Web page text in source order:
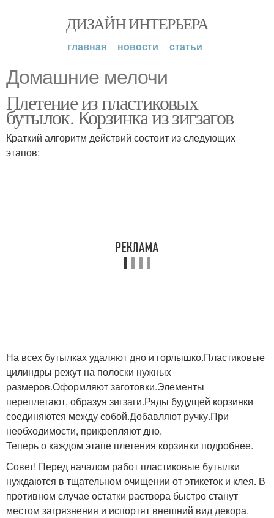
ДИЗАЙН ИНТЕРЬЕРА
главная новости статьи
Домашние мелочи
Плетение из пластиковых
бутылок. Корзинка из зигзагов
Краткий алгоритм действий состоит из следующих
этапов:
На всех бутылках удаляют дно и горлышко.Пластиковые
цилиндры режут на полоски нужных
размеров.Оформляют заготовки.Элементы
переплетают, образуя зигзаги.Ряды будущей корзинки
соединяются между собой.Добавляют ручку.При
необходимости, прикрепляют дно.
Теперь о каждом этапе плетения корзинки подробнее.
Совет! Перед началом работ пластиковые бутылки
нуждаются в тщательном очищении от этикеток и клея. В
противном случае остатки раствора быстро станут
местом загрязнения и испортят внешний вид декора.